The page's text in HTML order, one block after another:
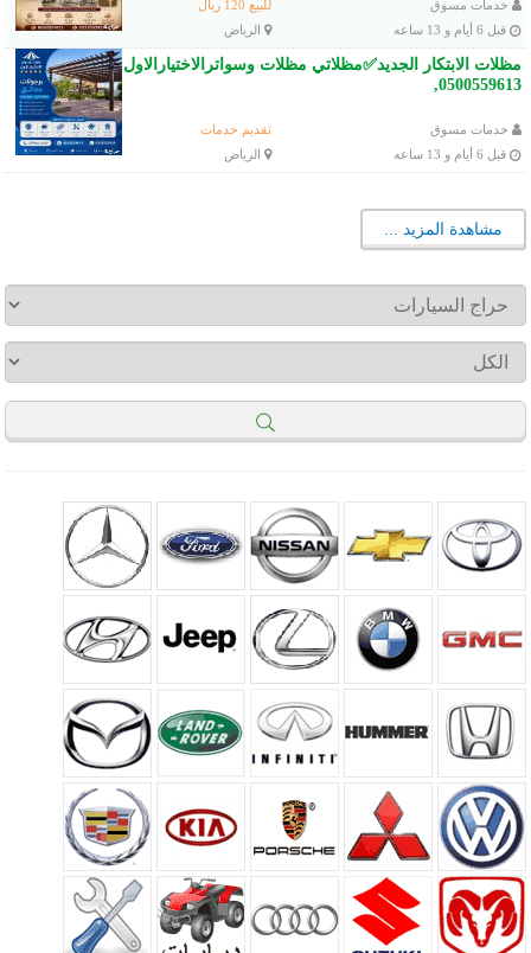
خدمات مسوق
للبيع 120 ريال
قبل 6 أيام و 13 ساعه
الرياض
مظلات الابتكار الجديد✅مظلاتي مظلات وسواترالاختيارالاول
0500559613,
خدمات مسوق
تقديم خدمات
قبل 6 أيام و 13 ساعه
الرياض